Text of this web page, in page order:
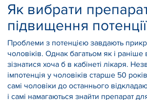
Як вибрати
підвищення
Проблеми з потенцією завдають
чоловіків. Однак багатьом як і
зізнатися хоча б в кабінеті лікаря.
імпотенція у чоловіків старше 50
самі чоловіки до останнього
і самі намагаються знайти препарат